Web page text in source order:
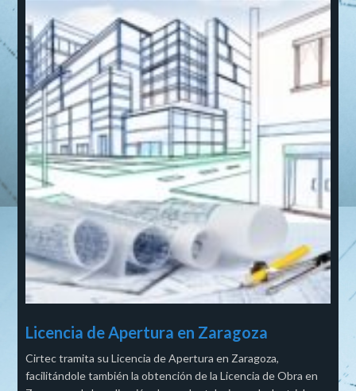
Licencia de Apertura en Zaragoza
Cirtec tramita su Licencia de Apertura en Zaragoza,
facilitándole también la obtención de la Licencia de Obra en